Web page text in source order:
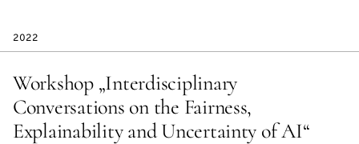
2022
Workshop „Interdisciplinary
Conversations on the Fairness,
Explainability and Uncertainty of AI“